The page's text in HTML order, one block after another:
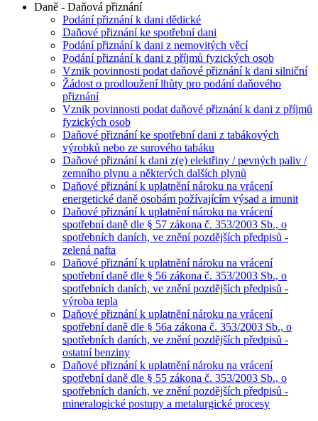
Daně - Daňová přiznání
Podání přiznání k dani dědické
Daňové přiznání ke spotřební dani
Podání přiznání k dani z nemovitých věcí
Podání přiznání k dani z příjmů fyzických osob
Vznik povinnosti podat daňové přiznání k dani silniční
Žádost o prodloužení lhůty pro podání daňového
přiznání
Vznik povinnosti podat daňové přiznání k dani z příjmů
fyzických osob
Daňové přiznání ke spotřební dani z tabákových
výrobků nebo ze surového tabáku
Daňové přiznání k dani z(e) elektřiny / pevných paliv /
zemního plynu a některých dalších plynů
Daňové přiznání k uplatnění nároku na vrácení
energetické daně osobám požívajícím výsad a imunit
Daňové přiznání k uplatnění nároku na vrácení
spotřební daně dle § 57 zákona č. 353/2003 Sb., o
spotřebních daních, ve znění pozdějších předpisů -
zelená nafta
Daňové přiznání k uplatnění nároku na vrácení
spotřební daně dle § 56 zákona č. 353/2003 Sb., o
spotřebních daních, ve znění pozdějších předpisů -
výroba tepla
Daňové přiznání k uplatnění nároku na vrácení
spotřební daně dle § 56a zákona č. 353/2003 Sb., o
spotřebních daních, ve znění pozdějších předpisů -
ostatní benziny
Daňové přiznání k uplatnění nároku na vrácení
spotřební daně dle § 55 zákona č. 353/2003 Sb., o
spotřebních daních, ve znění pozdějších předpisů -
mineralogické postupy a metalurgické procesy